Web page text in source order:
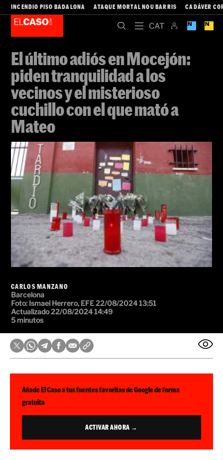
INCENDIO PISO BADALONA ATAQUE MORTAL NOU BARRIS CADÁVER
El último adiós en Mocejón:
piden tranquilidad a los
vecinos y el misterioso
cuchillo con el que mató a
Mateo
CARLOS MANZANO
Barcelona
Foto: Ismael Herrero, EFE22/08/2024 13:51
Actualizado 22/08/2024 14:49
5 minutos
Añade El Caso a tus fuentes favoritas de Google de forma
gratuita
ACTIVAR AHORA →